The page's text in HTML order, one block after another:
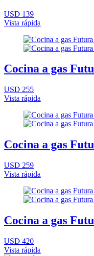
USD 139
Vista rápida
Cocina a gas
USD 255
Vista rápida
Cocina a gas
USD 259
Vista rápida
Cocina a gas
USD 420
Vista rápida